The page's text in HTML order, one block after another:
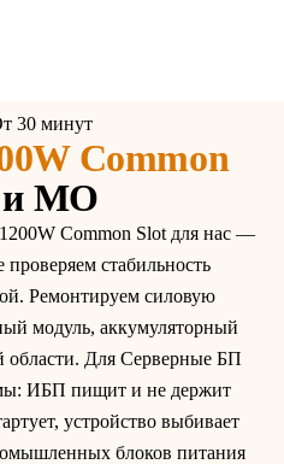
30 минут
Common
и МО
Common Slot для нас —
стабильность
Ремонтируем силовую
модуль, аккумуляторный
области. Для Серверные БП
ИБП пищит и не держит
устройство выбивает
блоков питания